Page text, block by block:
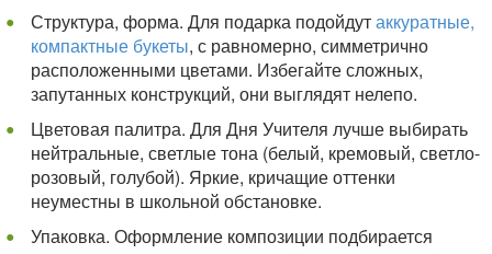
Структура, форма. Для подарка подойдутаккуратные,
компактные букеты, с равномерно, симметрично
расположенными цветами. Избегайте сложных,
запутанных конструкций, они выглядят нелепо.
Цветовая палитра. Для Дня Учителя лучше выбирать
нейтральные, светлые тона (белый, кремовый, светло-
розовый, голубой). Яркие, кричащие оттенки
неуместны в школьной обстановке.
Упаковка. Оформление композиции подбирается